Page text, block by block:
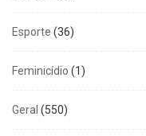
Esporte (36)
Feminicídio (1)
Geral (550)